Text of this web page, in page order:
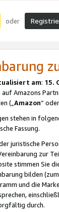
oder
am: 15.
Amazons
(„Amazon“
stehen in
Fassung.
juristische
zur
stimmen Sie
bilden
und die
durch.